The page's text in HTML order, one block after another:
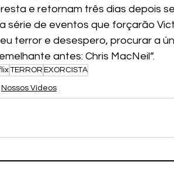
e retornam três dias depois
série de eventos que forçarão
terror e desespero, procurar a
antes: Chris MacNeil”.
TERROR EXORCISTA
Nossos Vídeos